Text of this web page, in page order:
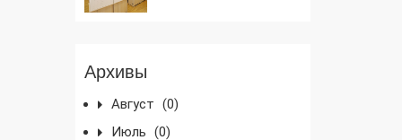
Архивы
Август (0)
Июль (0)